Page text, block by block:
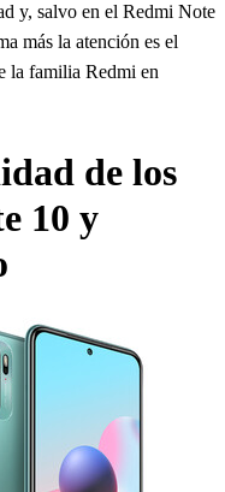
y, salvo en el Redmi Note
más la atención es el
la familia Redmi en
de los
10 y